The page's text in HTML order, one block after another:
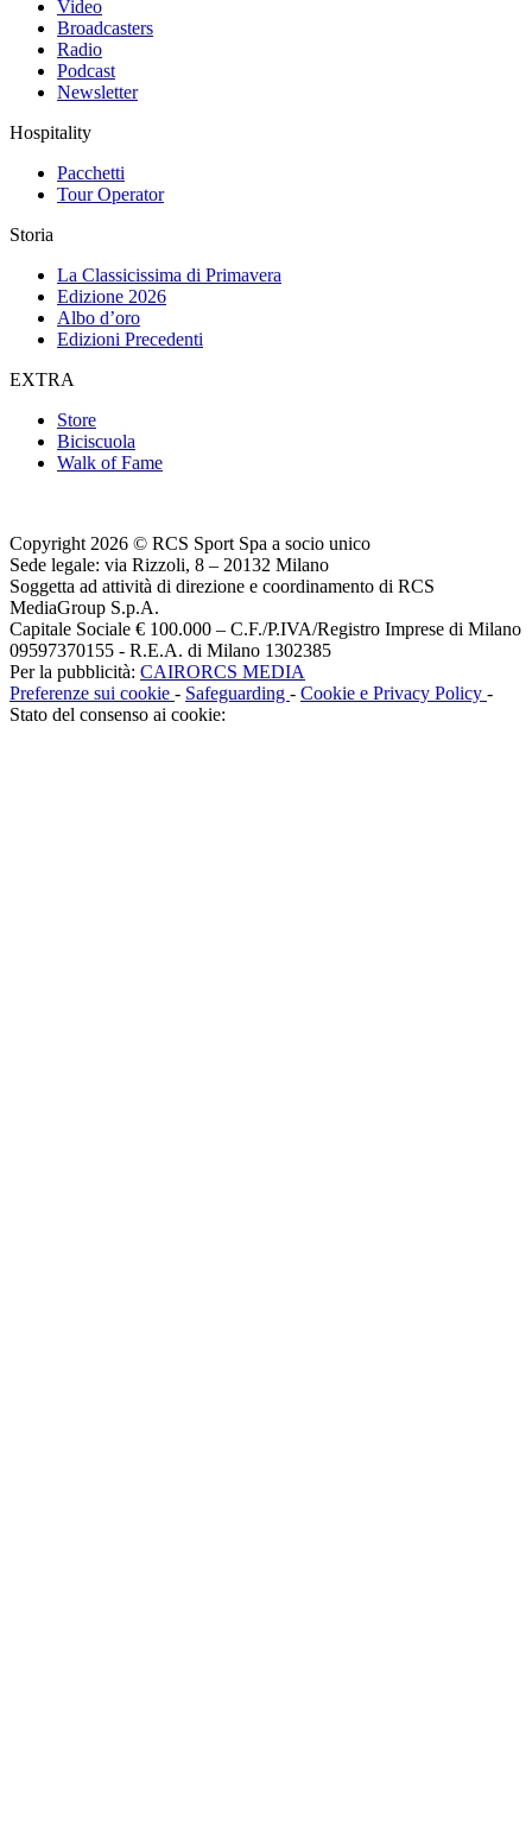
Video
Broadcasters
Radio
Podcast
Newsletter
Hospitality
Pacchetti
Tour Operator
Storia
La Classicissima di Primavera
Edizione 2026
Albo d’oro
Edizioni Precedenti
EXTRA
Store
Biciscuola
Walk of Fame
Copyright 2026 © RCS Sport Spa a socio unico
Sede legale: via Rizzoli, 8 – 20132 Milano
Soggetta ad attività di direzione e coordinamento di RCS
MediaGroup S.p.A.
Capitale Sociale € 100.000 – C.F./P.IVA/Registro Imprese di Milano
09597370155 - R.E.A. di Milano 1302385
Per la pubblicità: CAIRORCS MEDIA
Preferenze sui cookie - Safeguarding - Cookie e Privacy Policy -
Stato del consenso ai cookie: